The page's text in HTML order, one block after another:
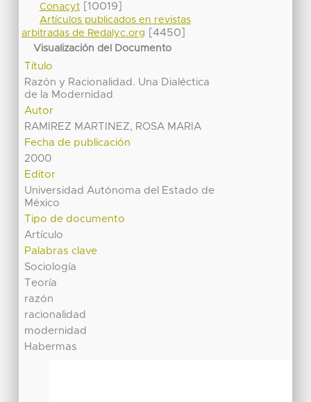
Conacyt[10019]
Artículos publicados en revistas
arbitradas de Redalyc.org
[4450]
Visualización del Documento
Título
Razón y Racionalidad. Una Dialéctica
de la Modernidad
Autor
RAMIREZ MARTINEZ, ROSA MARIA
Fecha de publicación
2000
Editor
Universidad Autónoma del Estado de
México
Tipo de documento
Artículo
Palabras clave
Sociología
Teoría
razón
racionalidad
modernidad
Habermas